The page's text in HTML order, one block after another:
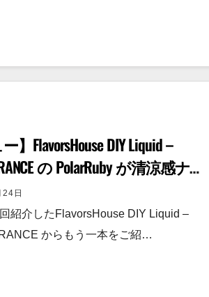
】FlavorsHouse DIY Liquid –
の PolarRuby が清涼感ナシ
リキッドだった話。
日
紹介したFlavorsHouse DIY Liquid –
からもう一本をご紹…